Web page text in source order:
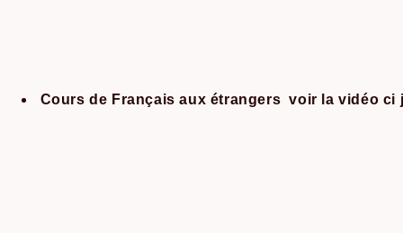
Cours de Français aux étrangers voir la vidéo ci